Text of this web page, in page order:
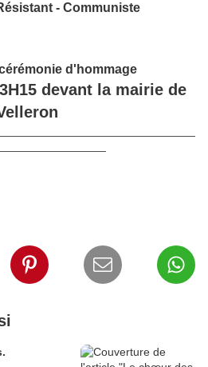
- Communiste
d'hommage
devant la mairie de